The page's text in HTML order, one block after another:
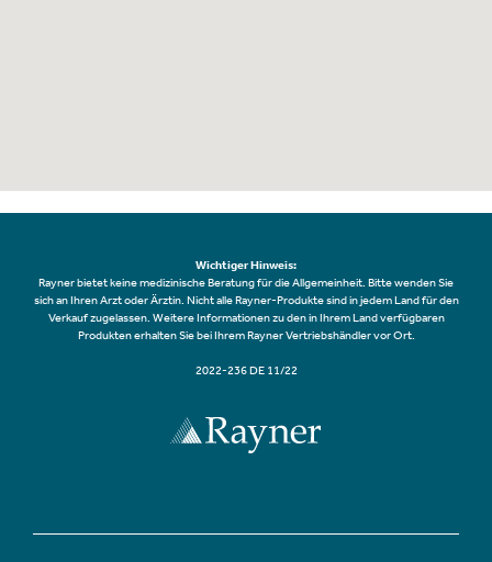
Wichtiger Hinweis:
Rayner bietet keine medizinische Beratung für die Allgemeinheit. Bitte wenden Sie
sich an Ihren Arzt oder Ärztin. Nicht alle Rayner-Produkte sind in jedem Land für den
Verkauf zugelassen. Weitere Informationen zu den in Ihrem Land verfügbaren
Produkten erhalten Sie bei Ihrem Rayner Vertriebshändler vor Ort.
2022-236 DE 11/22